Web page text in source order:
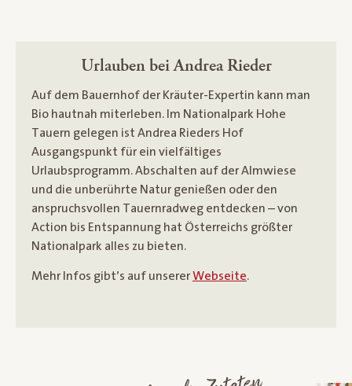
Urlauben bei Andrea Rieder
Auf dem Bauernhof der Kräuter-Expertin kann man
Bio hautnah miterleben. Im Nationalpark Hohe
Tauern gelegen ist Andrea Rieders Hof
Ausgangspunkt für ein vielfältiges
Urlaubsprogramm. Abschalten auf der Almwiese
und die unberührte Natur genießen oder den
anspruchsvollen Tauernradweg entdecken – von
Action bis Entspannung hat Österreichs größter
Nationalpark alles zu bieten.
Mehr Infos gibt’s auf unsererWebseite.